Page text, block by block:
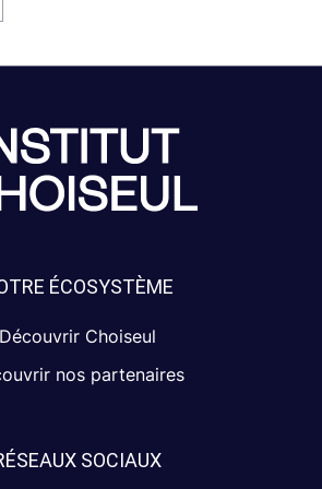
ÉCOSYSTÈME
Découvrir Choiseul
nos partenaires
SOCIAUX